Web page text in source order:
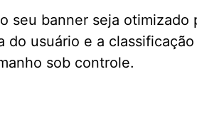
seu banner seja
do usuário e a
sob controle.